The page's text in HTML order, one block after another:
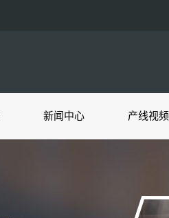
新闻中心 产线视频